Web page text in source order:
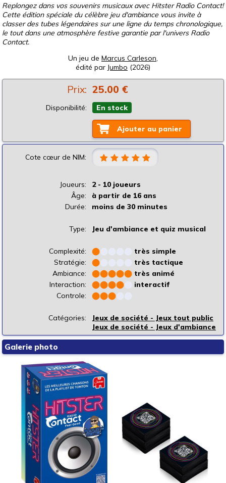
Replongez dans vos souvenirs musicaux avec Hitster Radio Contact!
Cette édition spéciale du célèbre jeu d'ambiance vous invite à
classer des tubes légendaires sur une ligne du temps chronologique,
le tout dans une atmosphère festive garantie par l'univers Radio
Contact.
Un jeu de Marcus Carleson,
édité par Jumbo (2026)
Prix: 25.00 €
Disponibilité: En stock
Ajouter au panier
Cote cœur de NIM:
Joueurs:
2 - 10 joueurs
Âge:
à partir de 16 ans
Durée:
moins de 30 minutes
Type: Jeu d'ambiance et quiz musical
Complexité: ⬤
très simple
Stratégie:
⬤
très tactique
Ambiance:
⬤⬤⬤⬤⬤ très animé
Interaction:
⬤⬤⬤⬤
interactif
Controle:
⬤⬤⬤
Catégories:
Jeux de société - Jeux tout public
Jeux de société - Jeux d'ambiance
Galerie photo